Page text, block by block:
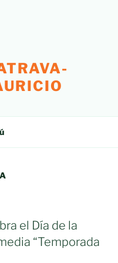
el Día de la
“Temporada